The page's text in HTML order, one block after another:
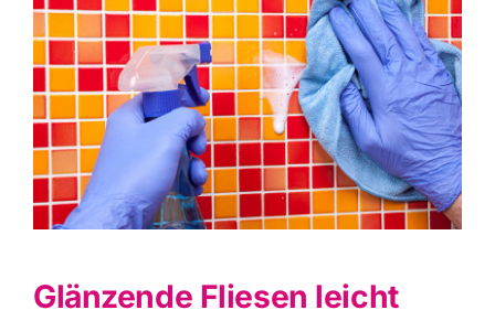
Glänzende Fliesen leicht